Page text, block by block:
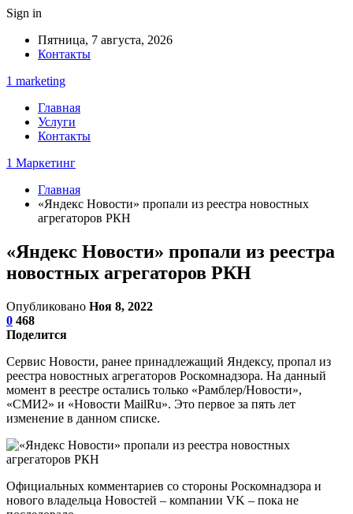
Sign in
Пятница, 7 августа, 2026
Контакты
1 marketing
Главная
Услуги
Контакты
1 Маркетинг
Главная
«Яндекс Новости» пропали из реестра новостных
агрегаторов РКН
«Яндекс Новости» пропали из реестра
новостных агрегаторов РКН
Опубликовано Ноя 8, 2022
0 468
Поделится
Сервис Новости, ранее принадлежащий Яндексу, пропал из
реестра новостных агрегаторов Роскомнадзора. На данный
момент в реестре остались только «Рамблер/Новости»,
«СМИ2» и «Новости MailRu». Это первое за пять лет
изменение в данном списке.
Официальных комментариев со стороны Роскомнадзора и
нового владельца Новостей – компании VK – пока не